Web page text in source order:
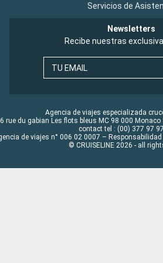
Servicios de
Newsletters
Recibe nuestras
TU EMAIL
Agencia de viajes especializada
rue du gabian Les flots bleus MC 98 000
contact tel : (00) 377 97
de viajes n° 006 02 0007 –
© CRUISELINE 2026 - all